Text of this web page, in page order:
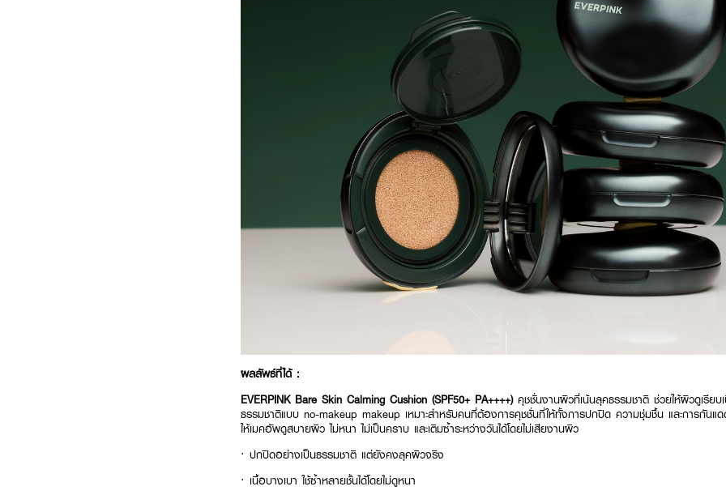
ผลลัพธ์ที่ได้ :
EVERPINK Bare Skin Calming Cushion (SPF50+ PA++++) คุชชั่นงานผิวที่เน้นลุคธรรมชาติ ช่วยให้ผิวดูเรียบ
ธรรมชาติแบบ no-makeup makeup เหมาะสำหรับคนที่ต้องการคุชชั่นที่ให้ทั้งการปกปิด ความชุ่มชื้น และการกันแ
ให้เมคอัพดูสบายผิว ไม่หนา ไม่เป็นคราบ และเติมซ้ำระหว่างวันได้โดยไม่เสียงานผิว
· ปกปิดอย่างเป็นธรรมชาติ แต่ยังคงลุคผิวจริง
· เนื้อบางเบา ใช้ซ้ำหลายชั้นได้โดยไม่ดูหนา